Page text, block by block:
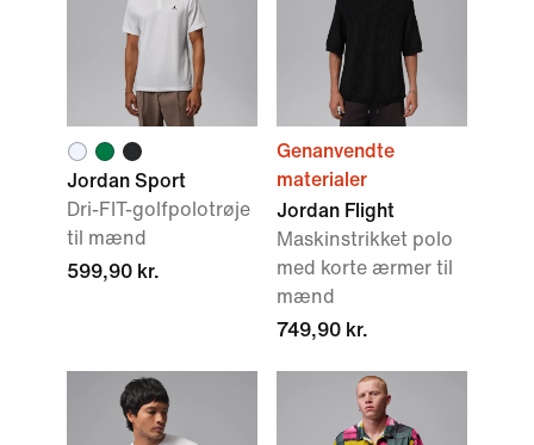
Jordan Sport
Dri-FIT-golfpolotrøje
til mænd
599,90 kr.
Genanvendte
materialer
Jordan Flight
Maskinstrikket polo
med korte ærmer til
mænd
749,90 kr.